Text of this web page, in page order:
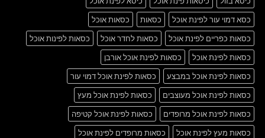
כסא דמוי עור לפינת אוכל
כסאות
כסאות אוכל
כסאות כפריים לפינת אוכל
כסאות לחדר אוכל
כסאות לפינות אוכל
כסאות לפינת אוכל
כסאות לפינת אוכל אורבן
כסאות לפינת אוכל במבצע
כסאות לפינת אוכל דמוי עור
כסאות לפינת אוכל מעוצבים
כסאות לפינת אוכל מעץ
כסאות לפינת אוכל מרופדים
כסאות לפינת אוכל קטיפה
כסאות מעץ לפינת אוכל
כסאות מרופדים לפינת אוכל